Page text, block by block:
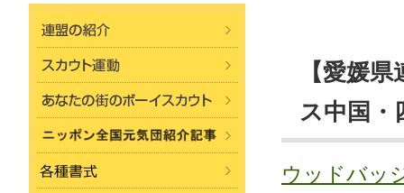
【愛媛
ス中国・
ウッドバッ